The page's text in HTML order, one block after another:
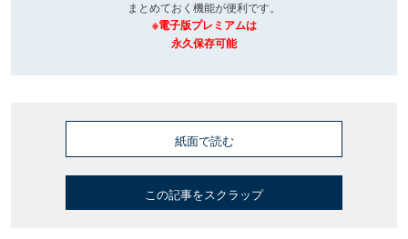
まとめておく機能が便利です。
※電子版プレミアムは
永久保存可能
紙面で読む
この記事をスクラップ